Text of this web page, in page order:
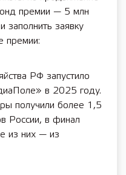
премии — 5 млн
заполнить заявку
премии:
РФ запустило
в 2025 году.
получили более 1,5
России, в финал
из них — из